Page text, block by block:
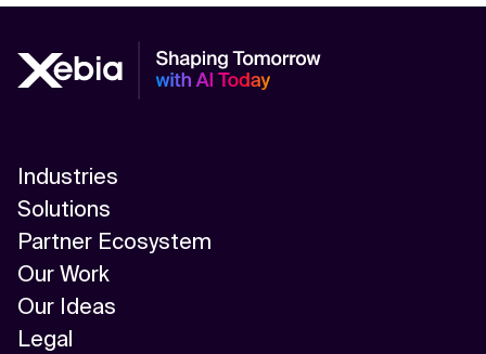
Industries
Solutions
Partner Ecosystem
Our Work
Our Ideas
Legal